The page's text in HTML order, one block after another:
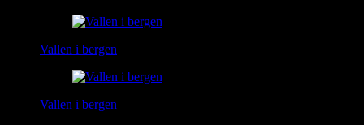
Vallen i bergen
Vallen i bergen